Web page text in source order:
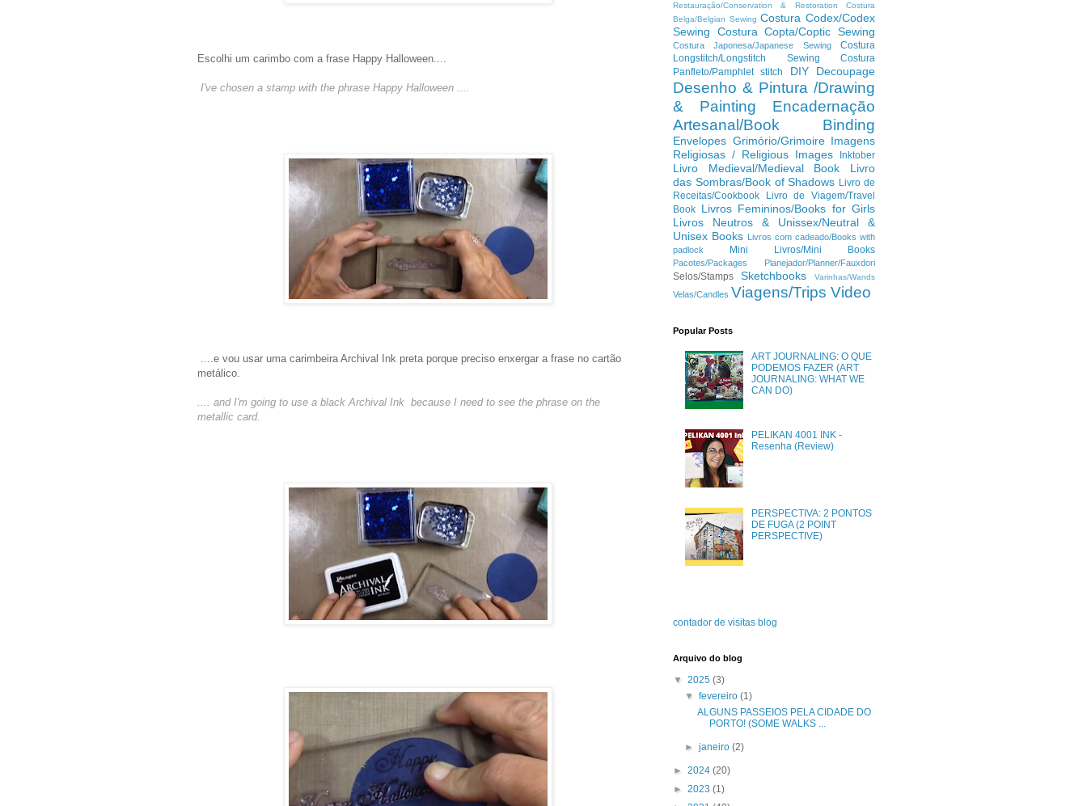
Escolhi um carimbo com a frase Happy Halloween....
I've chosen a stamp with the phrase Happy Halloween ....
....e vou usar uma carimbeira Archival Ink preta porque preciso enxergar a frase no cartão
metálico.
.... and I'm going to use a black Archival Ink because I need to see the phrase on the
metallic card.
Restauração/Conservation & Restoration
Costura
Belga/Belgian Sewing Costura Codex/Codex
Sewing
Costura Copta/Coptic Sewing
Costura Japonesa/Japanese Sewing
Costura
Longstitch/Longstitch Sewing
Costura
Panfleto/Pamphlet stitch
DIY Decoupage
Desenho & Pintura /Drawing
& Painting
Encadernação
Artesanal/Book Binding
Envelopes Grimório/Grimoire Imagens
Religiosas / Religious Images
Inktober
Livro Medieval/Medieval Book
Livro
das Sombras/Book of Shadows Livro de
Receitas/Cookbook
Livro de Viagem/Travel
Book Livros Femininos/Books for Girls
Livros Neutros & Unissex/Neutral &
Unisex Books Livros com cadeado/Books with
padlock
Mini Livros/Mini Books
Pacotes/Packages Planejador/Planner/Fauxdori
Selos/Stamps Sketchbooks Varinhas/Wands
Velas/Candles Viagens/Trips Video
Popular Posts
ART JOURNALING: O QUE
PODEMOS FAZER (ART
JOURNALING: WHAT WE
CAN DO)
PELIKAN 4001 INK -
Resenha (Review)
PERSPECTIVA: 2 PONTOS
DE FUGA (2 POINT
PERSPECTIVE)
contador de visitas blog
Arquivo do blog
▼ 2025 (3)
▼fevereiro(1)
ALGUNS PASSEIOS PELA CIDADE DO
PORTO! (SOME WALKS ...
►janeiro(2)
► 2024 (20)
► 2023 (1)